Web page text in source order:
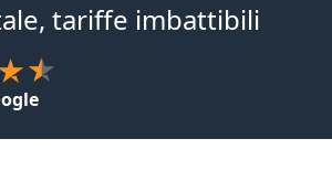
tariffe imbattibili